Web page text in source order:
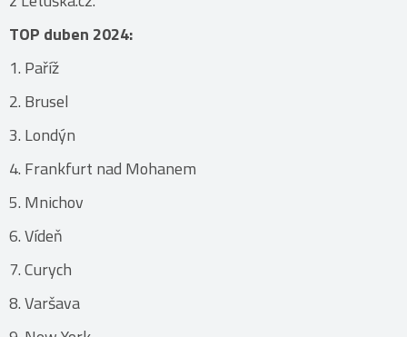
TOP duben 2024:
1. Paříž
2. Brusel
3. Londýn
4. Frankfurt nad Mohanem
5. Mnichov
6. Vídeň
7. Curych
8. Varšava